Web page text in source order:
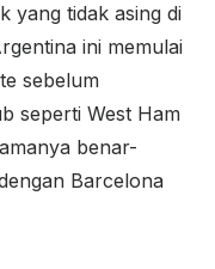
yang tidak asing di
ini memulai
sebelum
seperti West Ham
benar-
Barcelona